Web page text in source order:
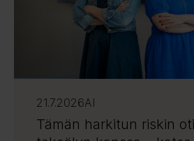
21.7.2026AI
Tämän harkitun riskin